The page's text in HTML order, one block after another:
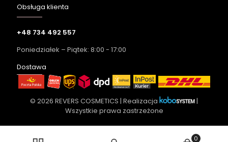
Obsługa klienta
+48 734 492 557
Poniedziałek – Piątek: 8:00 - 17:00
Dostawa
© 2026 REVERS COSMETICS | Realizacja
|
Wszystkie prawa zastrzeżone
0